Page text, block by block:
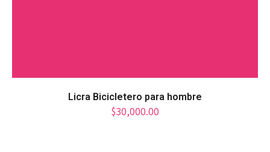
Licra Bicicletero para hombre
$30,000.00